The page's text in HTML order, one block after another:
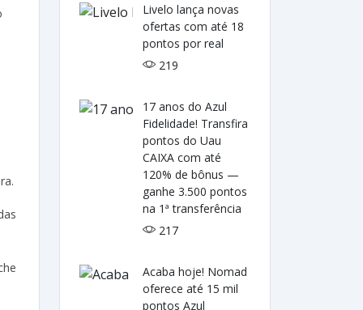
Livelo lança novas
ofertas com até 18
pontos por real
219
17 anos do Azul
Fidelidade! Transfira
pontos do Uau
CAIXA com até
120% de bônus —
ganhe 3.500 pontos
na 1ª transferência
217
Acaba hoje! Nomad
oferece até 15 mil
pontos Azul